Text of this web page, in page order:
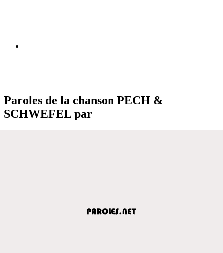
Paroles de la chanson PECH &
SCHWEFEL par